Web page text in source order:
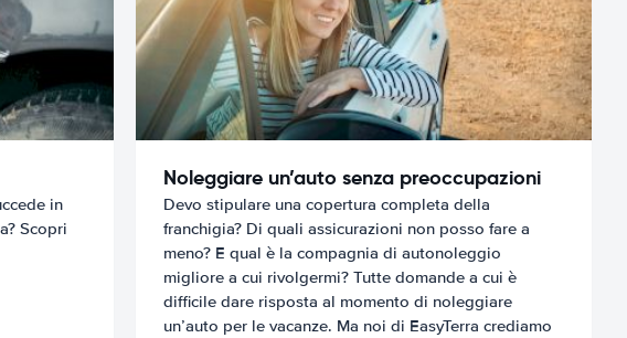
in
Scopri
Noleggiare un’auto senza preoccupazioni
Devo stipulare una copertura completa della
franchigia? Di quali assicurazioni non posso fare a
meno? E qual è la compagnia di autonoleggio
migliore a cui rivolgermi? Tutte domande a cui è
difficile dare risposta al momento di noleggiare
un’auto per le vacanze. Ma noi di EasyTerra crediamo